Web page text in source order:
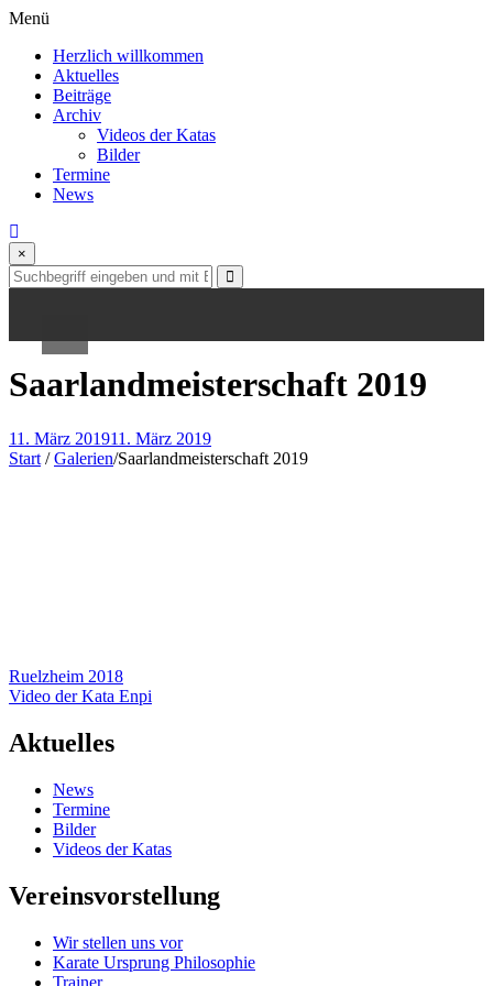
Skip
content
Menü
Herzlich willkommen
Aktuelles
Beiträge
Archiv
Videos der Katas
Bilder
Termine
News
×
Herzlich willkommen
Aktuelles
Archiv
Bilder
News
Saarlandmeisterschaft 2019
11. März 201911. März 2019
Start /Galerien/Saarlandmeisterschaft 2019
Beitragsnavigation
Ruelzheim 2018
Video der Kata Enpi
Aktuelles
News
Termine
Bilder
Videos der Katas
Vereinsvorstellung
Wir stellen uns vor
Karate Ursprung Philosophie
Trainer